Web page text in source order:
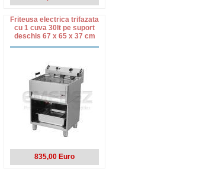
Friteusa electrica trifazata
cu 1 cuva 30lt pe suport
deschis 67 x 65 x 37 cm
835,00 Euro